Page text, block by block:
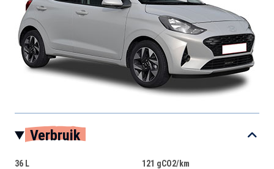
Verbruik
36 L 121 gCO2/km